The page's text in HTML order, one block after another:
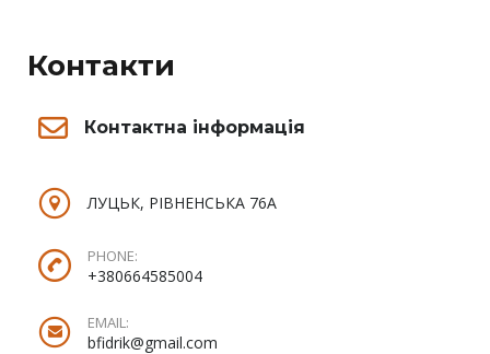
Контакти
Контактна інформація
ЛУЦЬК, РІВНЕНСЬКА 76А
PHONE:
+380664585004
EMAIL:
bfidrik@gmail.com